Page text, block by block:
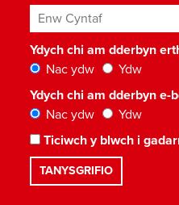
Enw Cyntaf
Ydych chi am dderbyn
Nac ydw
Ydw
Ydych chi am dderbyn
Nac ydw
Ydw
Ticiwch y blwch i